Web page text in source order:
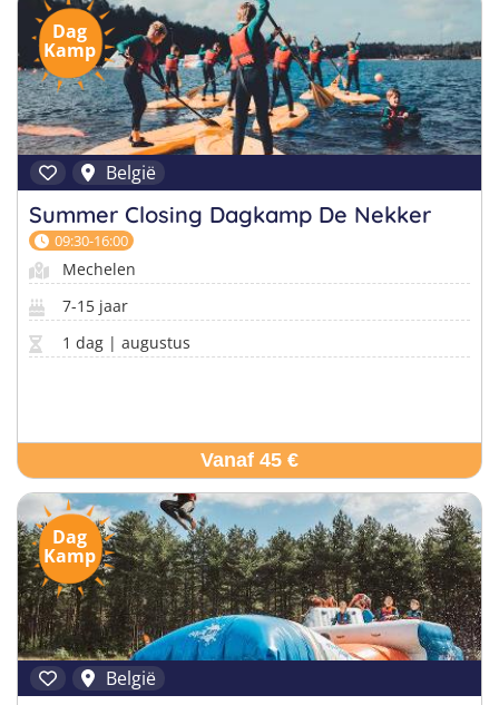
Dag
Kamp
België
Summer Closing Dagkamp De Nekker
09:30-16:00
Mechelen
7-15 jaar
1 dag | augustus
Vanaf 45 €
Dag
Kamp
België